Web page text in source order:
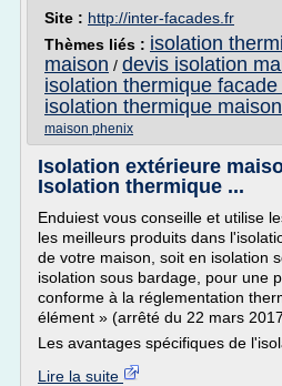
Site : http://inter-facades.fr
Thèmes liés : isolation
maison / devis isolation
isolation thermique
isolation thermique maison
maison phenix
Isolation extérieure
Isolation thermique ...
Enduiest vous conseille et utilise
les meilleurs produits dans
de votre maison, soit en isolation
isolation sous bardage, pour une
conforme à la réglementation
élément » (arrêté du 22 mars
Les avantages spécifiques de
Lire la suite